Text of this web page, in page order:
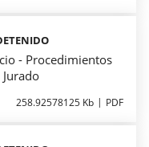
- Procedimientos
258.92578125 Kb PDF